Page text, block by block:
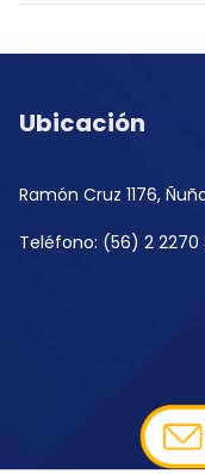
Ubicación
Ramón Cruz 1176,
Teléfono: (56) 2 2270